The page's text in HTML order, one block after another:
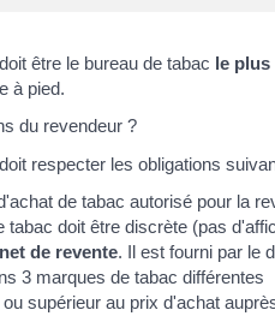
être le bureau de tabac le
à pied.
du revendeur ?
respecter les obligations
de tabac autorisé pour la
tabac doit être discrète (pas
de revente. Il est fourni par le
3 marques de tabac différentes
supérieur au prix d'achat